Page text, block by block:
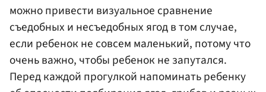
можно привести визуальное сравнение
съедобных и несъедобных ягод в том случае,
если ребенок не совсем маленький, потому что
очень важно, чтобы ребенок не запутался.
Перед каждой прогулкой напоминать ребенку